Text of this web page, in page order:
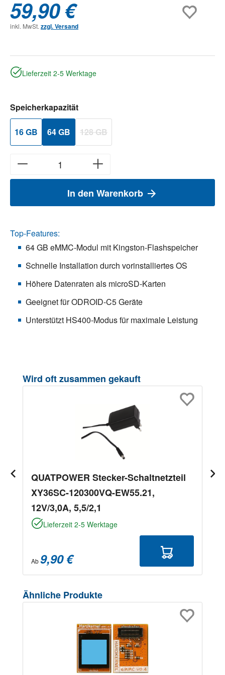
59,90 €
inkl. MwSt. zzgl. Versand
Lieferzeit 2-5 Werktage
Speicherkapazitätauswählen
16 GB 64 GB 128 GB(Diese Option ist zurzeit nicht verfügbar.)
In den Warenkorb
Top-Features:
64 GB eMMC-Modul mit Kingston-Flashspeicher
Schnelle Installation durch vorinstalliertes OS
Höhere Datenraten als microSD-Karten
Geeignet für ODROID-C5 Geräte
Unterstützt HS400-Modus für maximale Leistung
Produktgalerie überspringen
Wird oft zusammen gekauft
QUATPOWER Stecker-Schaltnetzteil
XY36SC-120300VQ-EW55.21,
12V/3,0A, 5,5/2,1
Lieferzeit 2-5 Werktage
Ab9,90 €
Produktgalerie überspringen
Ähnliche Produkte